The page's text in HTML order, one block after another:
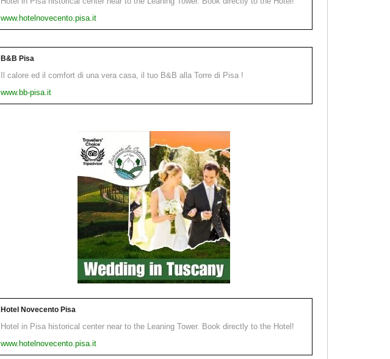
www.hotelnovecento.pisa.it
B&B Pisa
Il calore ed il comfort di una vera casa, il tuo B&B alla Torre di Pisa !
www.bb-pisa.it
Hotel Novecento Pisa
Hotel in Pisa historical center near to the Leaning Tower. Book directly to the Hotel!
www.hotelnovecento.pisa.it